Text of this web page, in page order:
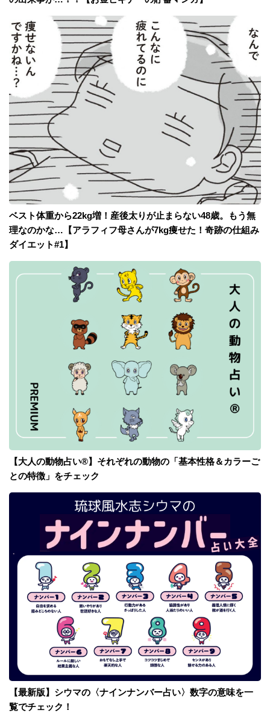
ベスト体重から22kg増！産後太りが止まらない48歳。もう無
理なのかな…【アラフィフ母さんが7kg痩せた！奇跡の仕組み
ダイエット#1】
【大人の動物占い®】それぞれの動物の「基本性格＆カラーご
との特徴」をチェック
【最新版】シウマの〈ナインナンバー占い〉数字の意味を一
覧でチェック！